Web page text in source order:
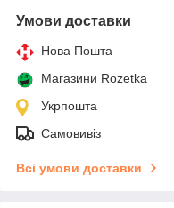
Умови доставки
Нова Пошта
Магазини Rozetka
Укрпошта
Самовивіз
Всі умови доставки